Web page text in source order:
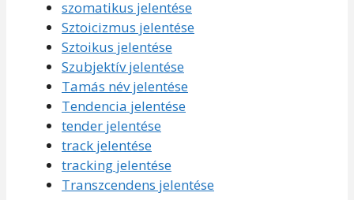
szomatikus jelentése
Sztoicizmus jelentése
Sztoikus jelentése
Szubjektív jelentése
Tamás név jelentése
Tendencia jelentése
tender jelentése
track jelentése
tracking jelentése
Transzcendens jelentése